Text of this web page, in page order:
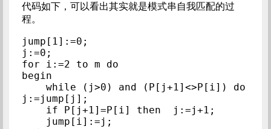
代码如下，可以看出其实就是模式串自我匹配的过
程。
jump[1]:=0;
j:=0;
for i:=2 to m do
begin
j:=jump[j];